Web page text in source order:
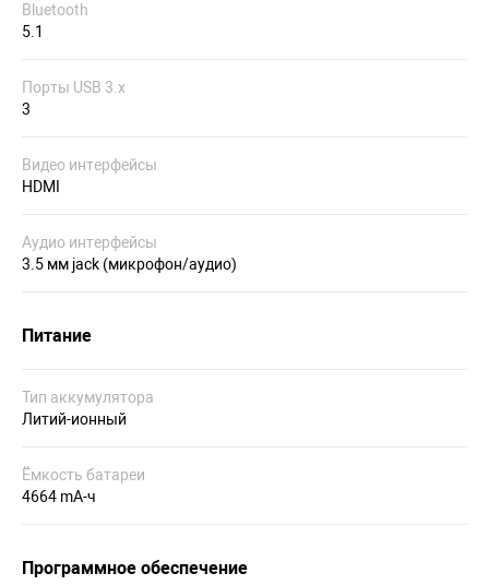
Bluetooth
5.1
Порты USB 3.х
3
Видео интерфейсы
HDMI
Аудио интерфейсы
3.5 мм jack (микрофон/аудио)
Питание
Тип аккумулятора
Литий-ионный
Ёмкость батареи
4664 mA-ч
Программное обеспечение